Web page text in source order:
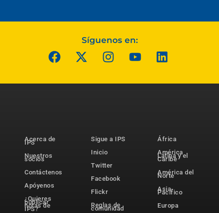
Síguenos en:
Acerca de
IPS
Nuestros
socios
Contáctenos
Apóyenos
¿Quieres
publicar
notas de
IPS?
Sigue a IPS
Inicio
Twitter
Facebook
Flickr
Reglas de
comunidad
África
América
Latina y el
Caribe
América del
Norte
Asia-
Pacífico
Europa